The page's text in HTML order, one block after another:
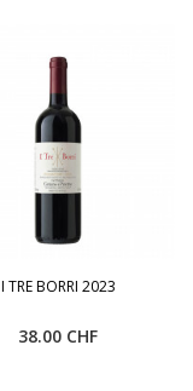
I TRE BORRI 2023
38.00 CHF